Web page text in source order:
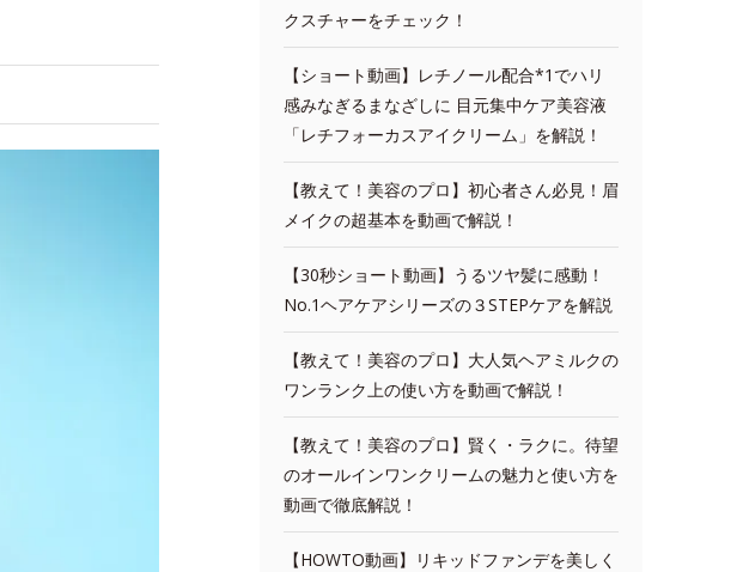
クスチャーをチェック！
【ショート動画】レチノール配合*1でハリ
感みなぎるまなざしに 目元集中ケア美容液
「レチフォーカスアイクリーム」を解説！
【教えて！美容のプロ】初心者さん必見！眉
メイクの超基本を動画で解説！
【30秒ショート動画】うるツヤ髪に感動！
No.1ヘアケアシリーズの３STEPケアを解説
【教えて！美容のプロ】大人気ヘアミルクの
ワンランク上の使い方を動画で解説！
【教えて！美容のプロ】賢く・ラクに。待望
のオールインワンクリームの魅力と使い方を
動画で徹底解説！
【HOWTO動画】リキッドファンデを美しく